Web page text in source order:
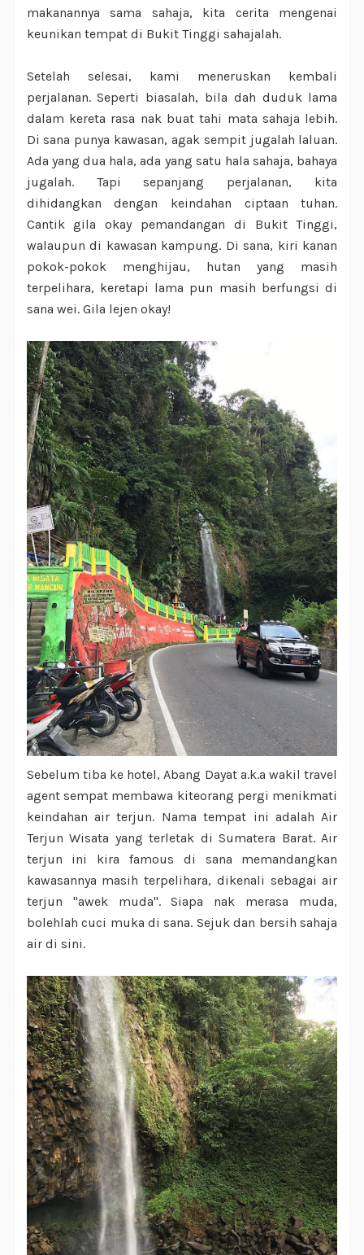
makanannya sama sahaja, kita cerita mengenai
keunikan tempat di Bukit Tinggi sahajalah.
Setelah selesai, kami meneruskan kembali
perjalanan. Seperti biasalah, bila dah duduk lama
dalam kereta rasa nak buat tahi mata sahaja lebih.
Di sana punya kawasan, agak sempit jugalah laluan.
Ada yang dua hala, ada yang satu hala sahaja, bahaya
jugalah. Tapi sepanjang perjalanan, kita
dihidangkan dengan keindahan ciptaan tuhan.
Cantik gila okay pemandangan di Bukit Tinggi,
walaupun di kawasan kampung. Di sana, kiri kanan
pokok-pokok menghijau, hutan yang masih
terpelihara, keretapi lama pun masih berfungsi di
sana wei. Gila lejen okay!
Sebelum tiba ke hotel, Abang Dayat a.k.a wakil travel
agent sempat membawa kiteorang pergi menikmati
keindahan air terjun. Nama tempat ini adalah Air
Terjun Wisata yang terletak di Sumatera Barat. Air
terjun ini kira famous di sana memandangkan
kawasannya masih terpelihara, dikenali sebagai air
terjun "awek muda". Siapa nak merasa muda,
bolehlah cuci muka di sana. Sejuk dan bersih sahaja
air di sini.